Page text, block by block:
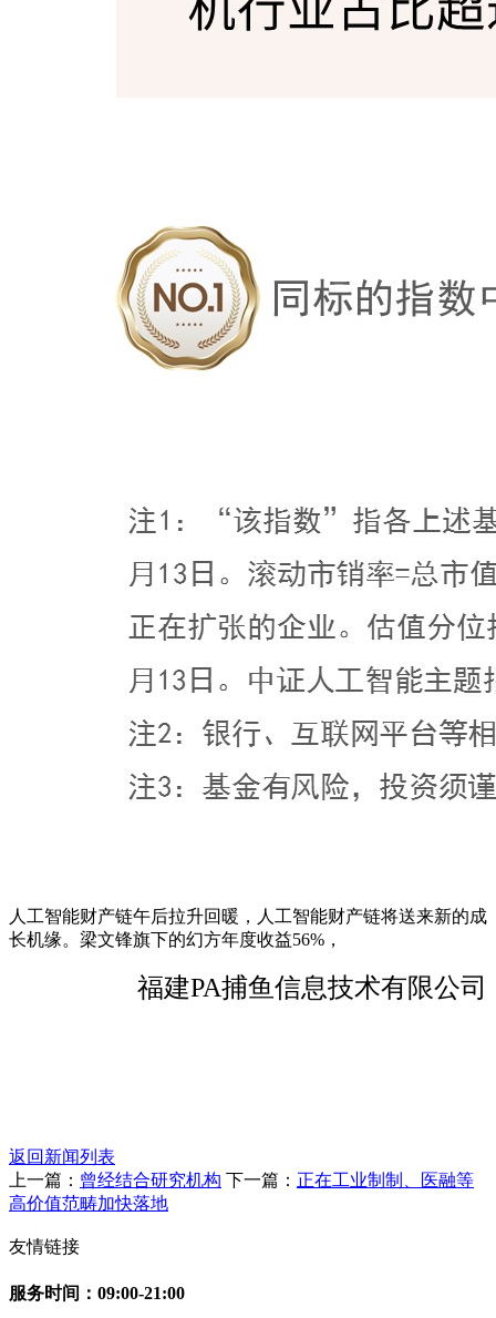
人工智能财产链午后拉升回暖，人工智能财产链将送来新的成
长机缘。梁文锋旗下的幻方年度收益56%，
福建PA捕鱼信息技术有限公司
返回新闻列表
上一篇： 曾经结合研究机构 下一篇： 正在工业制制、医融等
高价值范畴加快落地
友情链接
服务时间：09:00-21:00